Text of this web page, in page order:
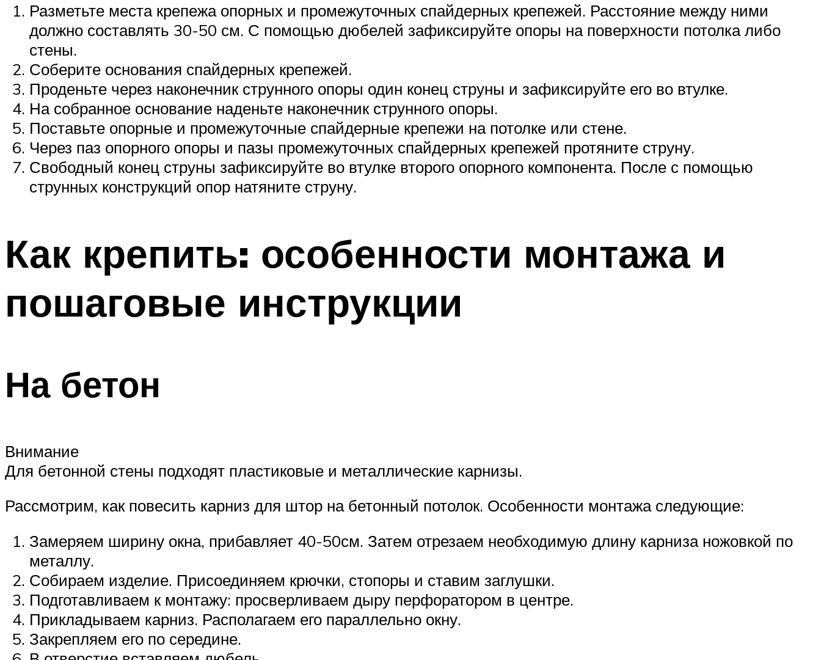
Разметьте места крепежа опорных и промежуточных спайдерных крепежей. Расстояние между ними
должно составлять 30-50 см. С помощью дюбелей зафиксируйте опоры на поверхности потолка либо
стены.
Соберите основания спайдерных крепежей.
Проденьте через наконечник струнного опоры один конец струны и зафиксируйте его во втулке.
На собранное основание наденьте наконечник струнного опоры.
Поставьте опорные и промежуточные спайдерные крепежи на потолке или стене.
Через паз опорного опоры и пазы промежуточных спайдерных крепежей протяните струну.
Свободный конец струны зафиксируйте во втулке второго опорного компонента. После с помощью
струнных конструкций опор натяните струну.
Как крепить: особенности монтажа и
пошаговые инструкции
На бетон
Внимание
Для бетонной стены подходят пластиковые и металлические карнизы.
Рассмотрим, как повесить карниз для штор на бетонный потолок. Особенности монтажа следующие:
Замеряем ширину окна, прибавляет 40-50см. Затем отрезаем необходимую длину карниза ножовкой по
металлу.
Собираем изделие. Присоединяем крючки, стопоры и ставим заглушки.
Подготавливаем к монтажу: просверливаем дыру перфоратором в центре.
Прикладываем карниз. Располагаем его параллельно окну.
Закрепляем его по середине.